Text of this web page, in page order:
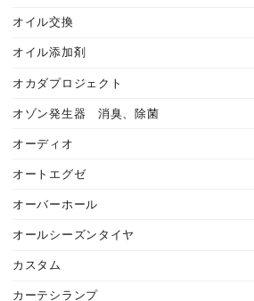
オイル交換
オイル添加剤
オカダプロジェクト
オゾン発生器 消臭、除菌
オーディオ
オートエグゼ
オーバーホール
オールシーズンタイヤ
カスタム
カーテシランプ